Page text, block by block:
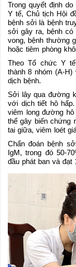
Trong quyết định
Y tế, Chủ tịch Hội
bệnh sởi là bệnh
sởi gây ra, bệnh có
vong, bệnh thường
hoặc tiêm phòng
Theo Tổ chức Y
thành 8 nhóm (A-
dịch bệnh.
Sởi lây qua đường
với dịch tiết hô
viêm long đường
thể gây biến chứng
tai giữa, viêm loét
Chẩn đoán bệnh
IgM, trong đó 50-
đầu phát ban và đạt